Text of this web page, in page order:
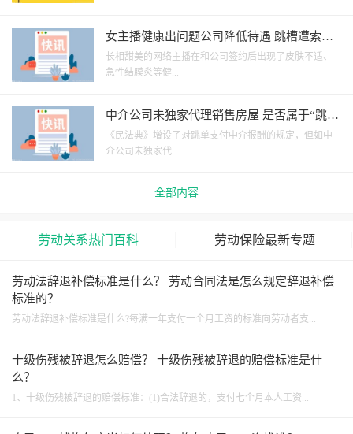
女主播健康出问题公司降低待遇 跳槽遭索赔
500万元被法院驳回
长相甜美的网络主播在和公司签约后出现了皮肤不适、
急性结膜炎等健...
中介公司未独家代理销售房屋 是否属于“跳
单”行为？
《民法典》增设了对跳单支付中介报酬的规定，但如中
介公司未独家代...
全部内容
劳动关系热门百科 劳动保险最新专题
劳动法辞退补偿标准是什么？ 劳动合同法是怎么规定辞退补偿
标准的？
劳动法辞退补偿标准是什么?每满一年支付一个月工资的标准向劳动者支...
十级伤残被辞退怎么赔偿？ 十级伤残被辞退的赔偿标准是什
么？
1、十级伤残被辞退的赔偿标准：(1)合法辞退的，支付七个月本人工资...